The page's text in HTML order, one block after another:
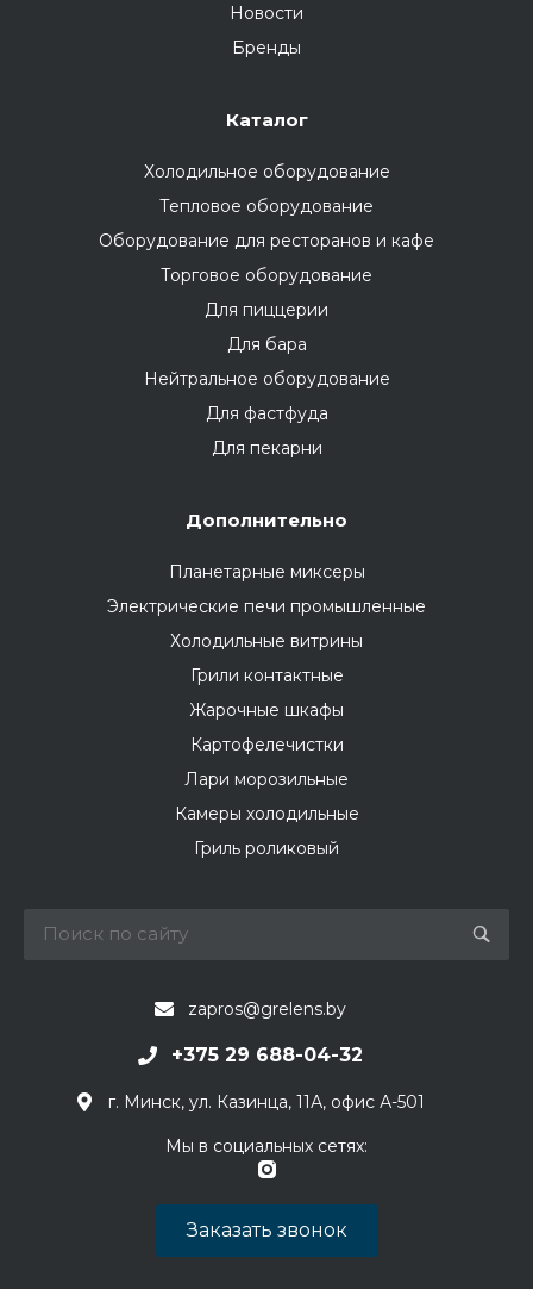
Новости
Бренды
Каталог
Холодильное оборудование
Тепловое оборудование
Оборудование для ресторанов и кафе
Торговое оборудование
Для пиццерии
Для бара
Нейтральное оборудование
Для фастфуда
Для пекарни
Дополнительно
Планетарные миксеры
Электрические печи промышленные
Холодильные витрины
Грили контактные
Жарочные шкафы
Картофелечистки
Лари морозильные
Камеры холодильные
Гриль роликовый
zapros@grelens.by
+375 29 688-04-32
г. Минск, ул. Казинца, 11А, офис А-501
Мы в социальных сетях:
Заказать звонок